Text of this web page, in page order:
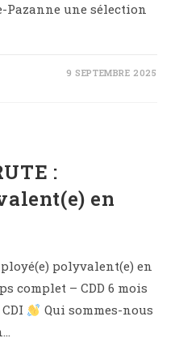
Pazanne une sélection
9 SEPTEMBRE 2025
:
en
polyvalent(e) en
complet – CDD 6 mois
Qui sommes-nous